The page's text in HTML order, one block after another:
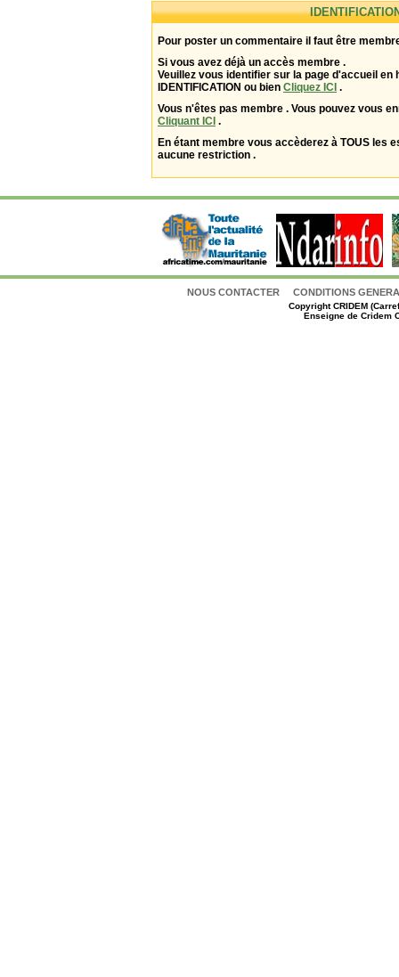
Pour poster un commentaire il faut être
Si vous avez déjà un accès membre .
Veuillez vous identifier sur la page d'accueil en
IDENTIFICATION ou bien Cliquez ICI .
Vous n'êtes pas membre . Vous pouvez vous
Cliquant ICI .
En étant membre vous accèderez à TOUS les
aucune restriction .
NOUS CONTACTER CONDITIONS
CopyrightCRIDEM
Enseigne de Cridem